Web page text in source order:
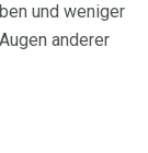
und weniger
anderer